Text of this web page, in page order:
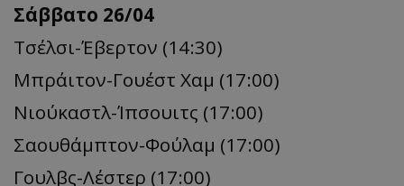
Σάββατο 26/04
Τσέλσι-Έβερτον (14:30)
Μπράιτον-Γουέστ Χαμ (17:00)
Νιούκαστλ-Ίπσουιτς (17:00)
Σαουθάμπτον-Φούλαμ (17:00)
Γουλβς-Λέστερ (17:00)